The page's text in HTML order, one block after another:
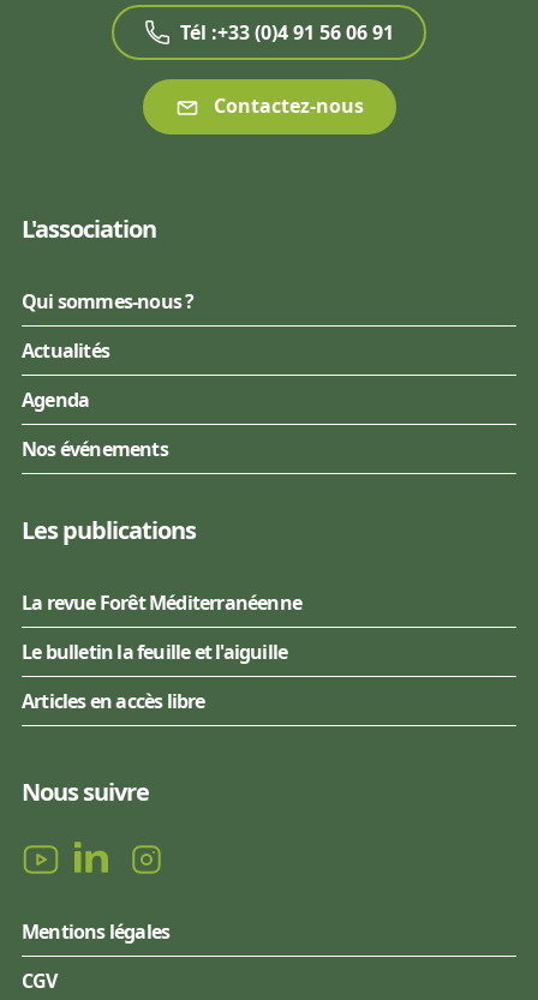
Tél :+33 (0)4 91 56 06 91
Contactez-nous
L'association
Qui sommes-nous ?
Actualités
Agenda
Nos événements
Les publications
La revue Forêt Méditerranéenne
Le bulletin la feuille et l'aiguille
Articles en accès libre
Nous suivre
Mentions légales
CGV